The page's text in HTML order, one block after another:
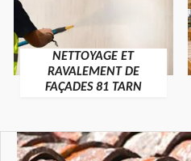
NETTOYAGE ET
RAVALEMENT DE
FAÇADES 81 TARN